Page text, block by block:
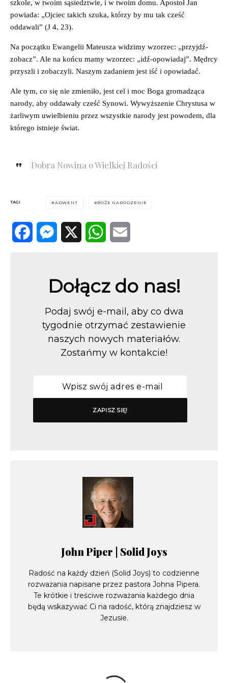
szkole, w twoim sąsiedztwie, i w twoim domu. Apostoł Jan
powiada: „Ojciec takich szuka, którzy by mu tak cześć
oddawali” (J 4, 23).
Na początku Ewangelii Mateusza widzimy wzorzec: „przyjdź-
zobacz”. Ale na końcu mamy wzorzec: „idź-opowiadaj”. Mędrcy
przyszli i zobaczyli. Naszym zadaniem jest iść i opowiadać.
Ale tym, co się nie zmieniło, jest cel i moc Boga gromadząca
narody, aby oddawały cześć Synowi. Wywyższenie Chrystusa w
żarliwym uwielbieniu przez wszystkie narody jest powodem, dla
którego istnieje świat.
Dobra Nowina o Wielkiej Radości
TAGI ADWENT BOŻE NARODZENIE
Dołącz do nas!
Podaj swój e-mail, aby co dwa
tygodnie otrzymać zestawienie
naszych nowych materiałów.
Zostańmy w kontakcie!
John Piper | Solid Joys
Radość na każdy dzień (Solid Joys) to codzienne
rozważania napisane przez pastora Johna Pipera.
Te krótkie i treściwe rozważania każdego dnia
będą wskazywać Ci na radość, którą znajdziesz w
Jezusie.